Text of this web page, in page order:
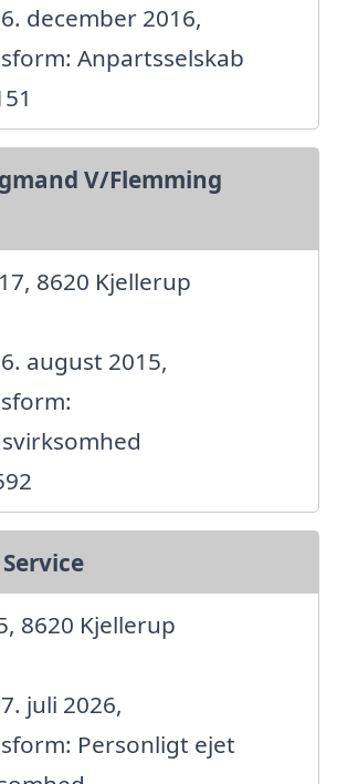
december 2016,
Anpartsselskab
V/Flemming
8620 Kjellerup
august 2015,
8620 Kjellerup
juli 2026,
Personligt ejet